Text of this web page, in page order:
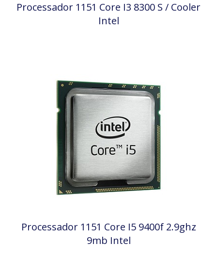
Processador 1151 Core I3 8300 S / Cooler
Intel
Processador 1151 Core I5 9400f 2.9ghz
9mb Intel